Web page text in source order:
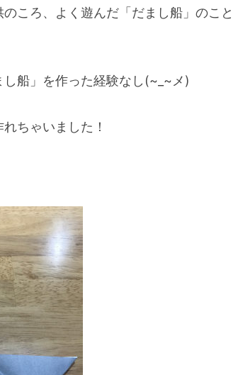
ころ、よく遊んだ「だまし船」のこと
船」を作った経験なし(~_~メ)
ちゃいました！